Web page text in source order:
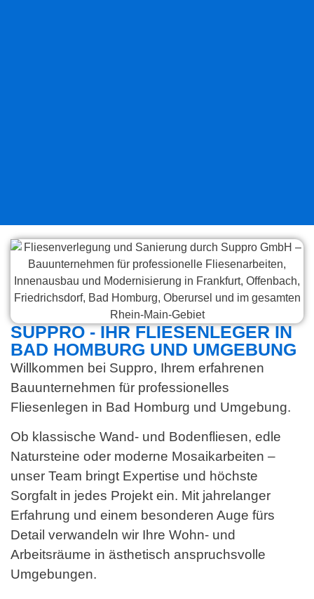
SUPPRO - IHR FLIESENLEGER IN
BAD HOMBURG UND UMGEBUNG
Willkommen bei Suppro, Ihrem erfahrenen
Bauunternehmen für professionelles
Fliesenlegen in Bad Homburg und Umgebung.
Ob klassische Wand- und Bodenfliesen, edle
Natursteine oder moderne Mosaikarbeiten –
unser Team bringt Expertise und höchste
Sorgfalt in jedes Projekt ein. Mit jahrelanger
Erfahrung und einem besonderen Auge fürs
Detail verwandeln wir Ihre Wohn- und
Arbeitsräume in ästhetisch anspruchsvolle
Umgebungen.